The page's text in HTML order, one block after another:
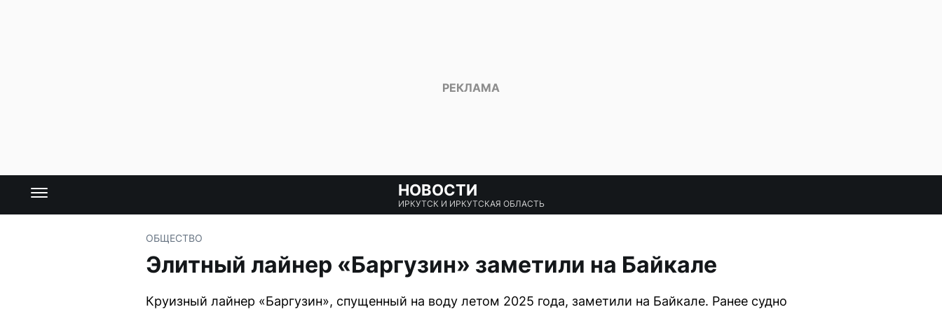
НОВОСТИ
ИРКУТСК И ИРКУТСКАЯ ОБЛАСТЬ
ОБЩЕСТВО
Элитный лайнер «Баргузин» заметили на Байкале
Круизный лайнер «Баргузин», спущенный на воду летом 2025 года, заметили на Байкале. Ранее судно